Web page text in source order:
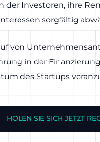
Investoren, ihre
sorgfältig
von
in der
des Startups
HOLEN SIE SICH JETZT